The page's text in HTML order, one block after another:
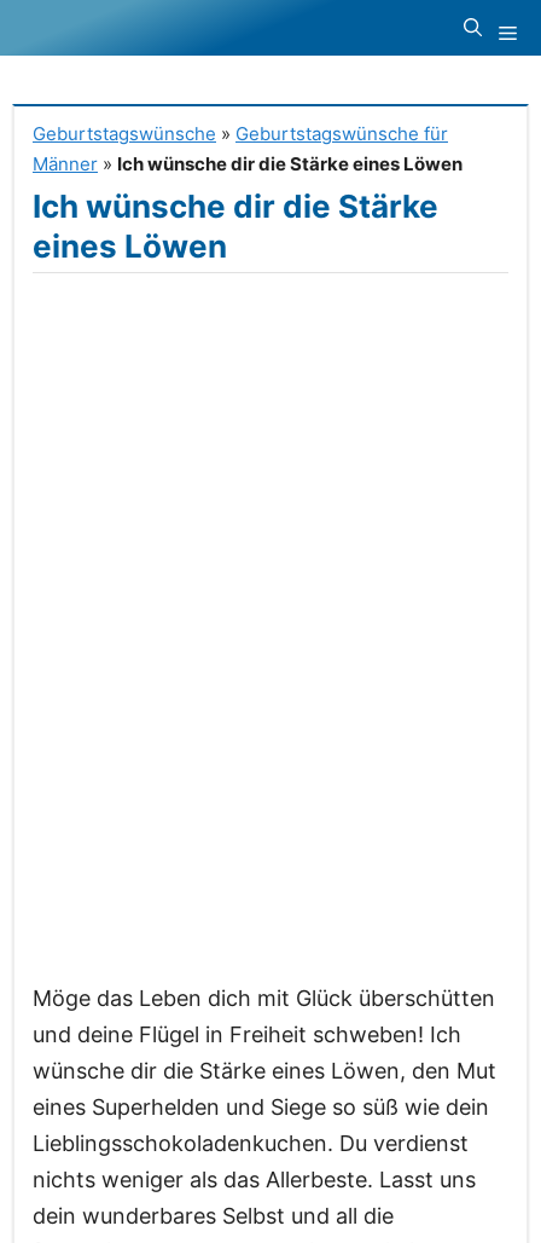
Inhalt
Geburtstagswünsche » Geburtstagswünsche für
Männer » Ich wünsche dir die Stärke eines Löwen
Ich wünsche dir die Stärke
eines Löwen
Möge das Leben dich mit Glück überschütten
und deine Flügel in Freiheit schweben! Ich
wünsche dir die Stärke eines Löwen, den Mut
eines Superhelden und Siege so süß wie dein
Lieblingsschokoladenkuchen. Du verdienst
nichts weniger als das Allerbeste. Lasst uns
dein wunderbares Selbst und all die